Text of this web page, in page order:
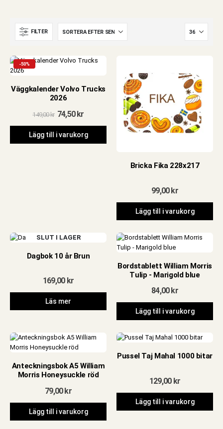
FILTER
-50%
Väggkalender Volvo Trucks
2026
149,00kr Det
ursprungliga
var:
149,00 kr.
74,50krDet
är:
74,50 kr.
Lägg till i varukorg
Bricka Fika 228x217
99,00kr
Lägg till i varukorg
SLUT I LAGER
Dagbok 10 år Brun
169,00 kr
Läs mer
Bordstablett William Morris
Tulip - Marigold blue
84,00kr
Lägg till i varukorg
Anteckningsbok A5 William
Morris Honeysuckle röd
79,00kr
Lägg till i varukorg
Pussel Taj Mahal 1000 bitar
129,00 kr
Lägg till i varukorg